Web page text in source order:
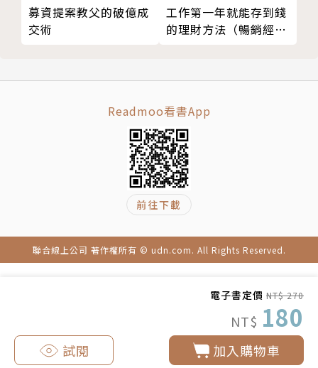
電子書定價 NT$ 270
NT$ 180
加入購物車
試閱
《讓上司放心交辦任務的CSI工作術：工作零失誤，你
的升官加薪永遠比別人早一步》
募資提案教父的破億成
交術
工作第一年就能存到錢
的理財方法（暢銷經典
Readmoo看書App
前往下載
聯合線上公司 著作權所有 © udn.com. All Rights Reserved.